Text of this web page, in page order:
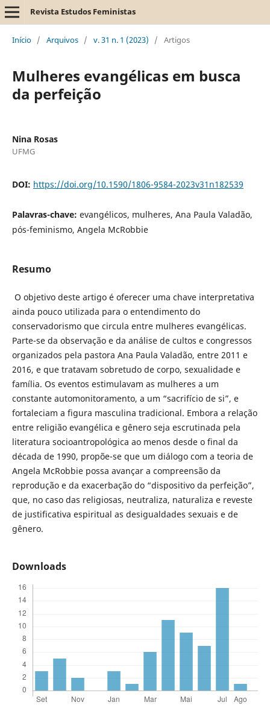
Revista Estudos Feministas
Início / Arquivos / v. 31 n. 1 (2023) / Artigos
Mulheres evangélicas em busca
da perfeição
Nina Rosas
UFMG
DOI: https://doi.org/10.1590/1806-9584-2023v31n182539
Palavras-chave: evangélicos, mulheres, Ana Paula Valadão,
pós-feminismo, Angela McRobbie
Resumo
O objetivo deste artigo é oferecer uma chave interpretativa
ainda pouco utilizada para o entendimento do
conservadorismo que circula entre mulheres evangélicas.
Parte-se da observação e da análise de cultos e congressos
organizados pela pastora Ana Paula Valadão, entre 2011 e
2016, e que tratavam sobretudo de corpo, sexualidade e
família. Os eventos estimulavam as mulheres a um
constante automonitoramento, a um “sacrifício de si”, e
fortaleciam a figura masculina tradicional. Embora a relação
entre religião evangélica e gênero seja escrutinada pela
literatura socioantropológica ao menos desde o final da
década de 1990, propõe-se que um diálogo com a teoria de
Angela McRobbie possa avançar a compreensão da
reprodução e da exacerbação do “dispositivo da perfeição”,
que, no caso das religiosas, neutraliza, naturaliza e reveste
de justificativa espiritual as desigualdades sexuais e de
gênero.
Downloads